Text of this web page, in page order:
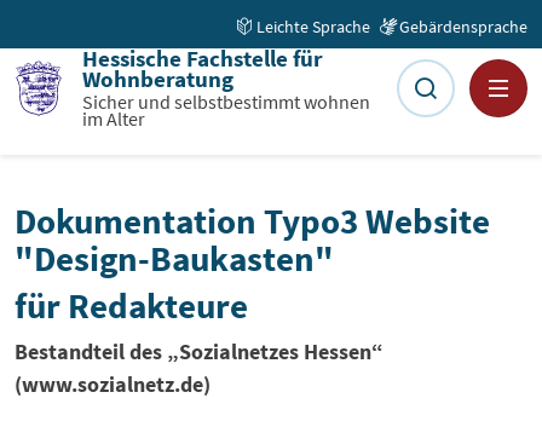
Leichte Sprache Gebärdensprache
Hessische Fachstelle für
Wohnberatung
Sicher und selbstbestimmt wohnen
im Alter
Dokumentation
Dokumentation Typo3 Website
"Design-Baukasten"
für Redakteure
Bestandteil des „Sozialnetzes Hessen“
(www.sozialnetz.de)